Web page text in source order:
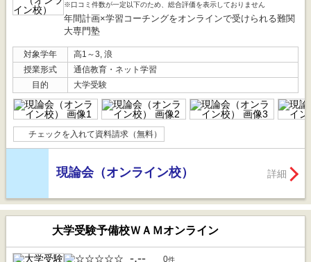
※口コミ件数が一定以下のため、総合評価を表示しておりません
年間計画×学習コーチングをオンラインで受けられる難関
大専門塾
対象学年
高1～3, 浪
授業形式
通信教育・ネット学習
目的
大学受験
チェックを入れて資料請求（無料）
現論会（オンライン校） 詳細
大学受験予備校ＷＡＭオンライン
-.-- 0件